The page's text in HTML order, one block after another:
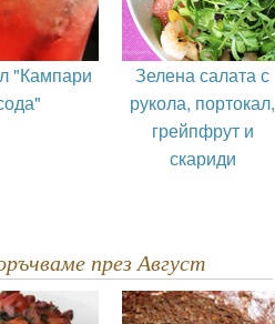
"Кампари
Зелена салата с
рукола, портокал,
грейпфрут и
скариди
през Август